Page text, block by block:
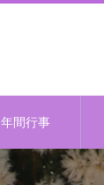
年間行事